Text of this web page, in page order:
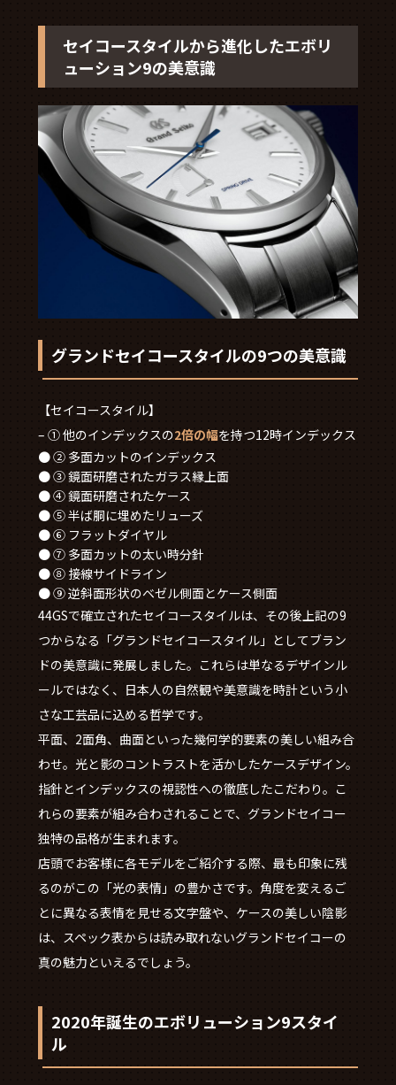
セイコースタイルから進化したエボリ
ューション9の美意識
グランドセイコースタイルの9つの美意識
【セイコースタイル】
– ① 他のインデックスの2倍の幅を持つ12時インデックス
● ② 多面カットのインデックス
● ③ 鏡面研磨されたガラス縁上面
● ④ 鏡面研磨されたケース
● ⑤ 半ば胴に埋めたリューズ
● ⑥ フラットダイヤル
● ⑦ 多面カットの太い時分針
● ⑧ 接線サイドライン
● ⑨ 逆斜面形状のベゼル側面とケース側面
44GSで確立されたセイコースタイルは、その後上記の9
つからなる「グランドセイコースタイル」としてブラン
ドの美意識に発展しました。これらは単なるデザインル
ールではなく、日本人の自然観や美意識を時計という小
さな工芸品に込める哲学です。
平面、2面角、曲面といった幾何学的要素の美しい組み合
わせ。光と影のコントラストを活かしたケースデザイン。
指針とインデックスの視認性への徹底したこだわり。こ
れらの要素が組み合わされることで、グランドセイコー
独特の品格が生まれます。
店頭でお客様に各モデルをご紹介する際、最も印象に残
るのがこの「光の表情」の豊かさです。角度を変えるご
とに異なる表情を見せる文字盤や、ケースの美しい陰影
は、スペック表からは読み取れないグランドセイコーの
真の魅力といえるでしょう。
2020年誕生のエボリューション9スタイ
ル